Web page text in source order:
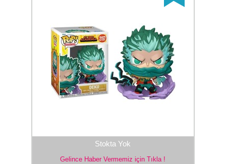
Stokta Yok
Gelince Haber Vermemiz için Tıkla !